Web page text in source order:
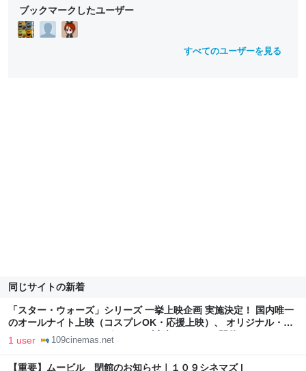
ブックマークしたユーザー
すべてのユーザーを見る
同じサイトの新着
「スター・ウォーズ」シリーズ 一挙上映企画 実施決定！ 国内唯一
のオールナイト上映（コスプレOK・応援上映）、 オリジナル・サ
ウンドトラックアナログレコード試聴イベントも開催｜１０９シネ
1 user 109cinemas.net
【重要】ムービル 閉館のお知らせ｜１０９シネマズ |